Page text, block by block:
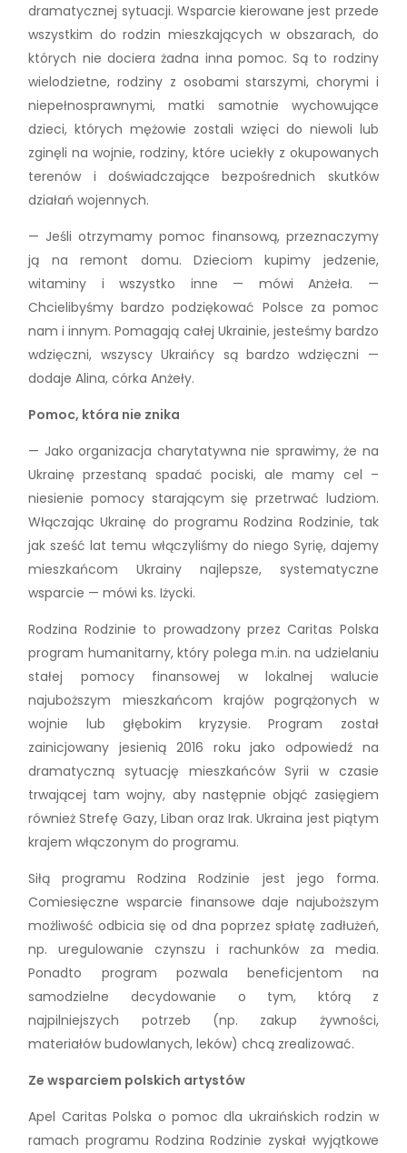
dramatycznej sytuacji. Wsparcie kierowane jest przede
wszystkim do rodzin mieszkających w obszarach, do
których nie dociera żadna inna pomoc. Są to rodziny
wielodzietne, rodziny z osobami starszymi, chorymi i
niepełnosprawnymi, matki samotnie wychowujące
dzieci, których mężowie zostali wzięci do niewoli lub
zginęli na wojnie, rodziny, które uciekły z okupowanych
terenów i doświadczające bezpośrednich skutków
działań wojennych.
— Jeśli otrzymamy pomoc finansową, przeznaczymy
ją na remont domu. Dzieciom kupimy jedzenie,
witaminy i wszystko inne — mówi Anżeła. —
Chcielibyśmy bardzo podziękować Polsce za pomoc
nam i innym. Pomagają całej Ukrainie, jesteśmy bardzo
wdzięczni, wszyscy Ukraińcy są bardzo wdzięczni —
dodaje Alina, córka Anżeły.
Pomoc, która nie znika
— Jako organizacja charytatywna nie sprawimy, że na
Ukrainę przestaną spadać pociski, ale mamy cel –
niesienie pomocy starającym się przetrwać ludziom.
Włączając Ukrainę do programu Rodzina Rodzinie, tak
jak sześć lat temu włączyliśmy do niego Syrię, dajemy
mieszkańcom Ukrainy najlepsze, systematyczne
wsparcie — mówi ks. Iżycki.
Rodzina Rodzinie to prowadzony przez Caritas Polska
program humanitarny, który polega m.in. na udzielaniu
stałej pomocy finansowej w lokalnej walucie
najuboższym mieszkańcom krajów pogrążonych w
wojnie lub głębokim kryzysie. Program został
zainicjowany jesienią 2016 roku jako odpowiedź na
dramatyczną sytuację mieszkańców Syrii w czasie
trwającej tam wojny, aby następnie objąć zasięgiem
również Strefę Gazy, Liban oraz Irak. Ukraina jest piątym
krajem włączonym do programu.
Siłą programu Rodzina Rodzinie jest jego forma.
Comiesięczne wsparcie finansowe daje najuboższym
możliwość odbicia się od dna poprzez spłatę zadłużeń,
np. uregulowanie czynszu i rachunków za media.
Ponadto program pozwala beneficjentom na
samodzielne decydowanie o tym, którą z
najpilniejszych potrzeb (np. zakup żywności,
materiałów budowlanych, leków) chcą zrealizować.
Ze wsparciem polskich artystów
Apel Caritas Polska o pomoc dla ukraińskich rodzin w
ramach programu Rodzina Rodzinie zyskał wyjątkowe